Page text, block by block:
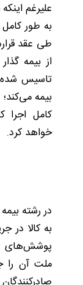
علیرغم
به طور
طی عقد
از بیمه
تاسیس شده
بیمه می‌کند؛
کامل اجرا
خواهد کرد.
در رشته
به کالا در
پوشش‌های
ملت آن را